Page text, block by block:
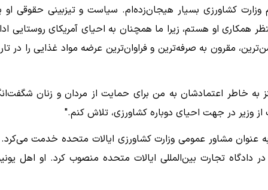
وزارت کشاورزی بسیار هیجان‌زده‌ام. سیاست و تیزبینی حقوقی
همکاری او هستم، زیرا ما همچنان به احیای آمریکای روستایی
مقرون به صرفه‌ترین و فراوان‌ترین عرضه مواد غذایی را در
به خاطر اعتمادشان به من برای حمایت از مردان و زنان
وزیر در جهت احیای دوباره کشاورزی، تلاش کنم."
مشاور عمومی وزارت کشاورزی ایالات متحده خدمت
در دادگاه تجارت بین‌المللی ایالات متحده منصوب کرد. او اهل